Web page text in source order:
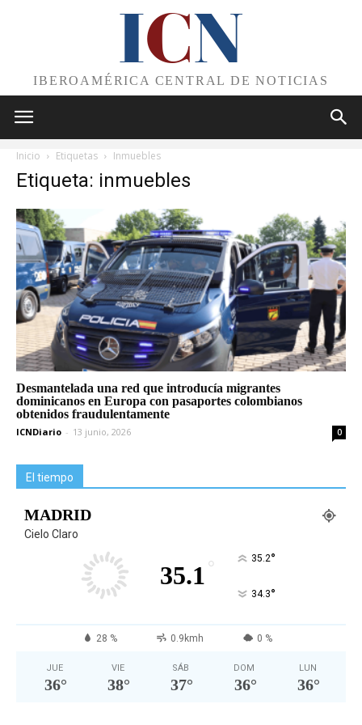
ICN
IBEROAMÉRICA CENTRAL DE NOTICIAS
Inicio Etiquetas Inmuebles
Etiqueta: inmuebles
Desmantelada una red que introducía migrantes
dominicanos en Europa con pasaportes colombianos
obtenidos fraudulentamente
ICNDiario - 13 junio, 2026 0
El tiempo
MADRID
Cielo Claro
35.1 ° 35.2°
34.3°
28 % 0.9kmh 0 %
JUE
36°
VIE
38°
SÁB
37°
DOM
36°
LUN
36°